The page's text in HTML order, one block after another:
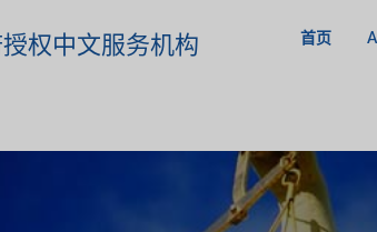
权中文服务机构 首页